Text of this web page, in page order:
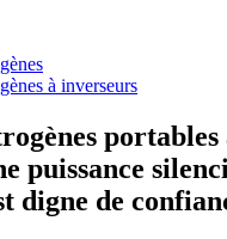
à inverseurs
portables
puissance
digne de